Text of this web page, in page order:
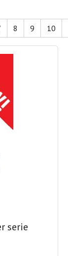
8 9 10
serie